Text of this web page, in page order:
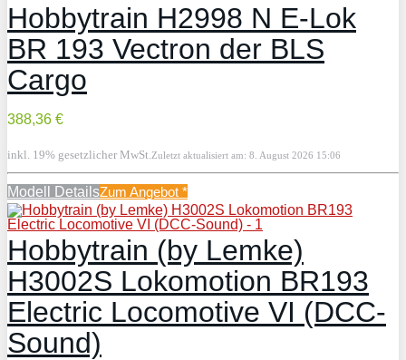
Hobbytrain H2998 N E-Lok
BR 193 Vectron der BLS
Cargo
388,36 €
inkl. 19% gesetzlicher MwSt. Zuletzt aktualisiert am: 8. August 2026 15:06
Modell DetailsZum Angebot *
Hobbytrain (by Lemke)
H3002S Lokomotion BR193
Electric Locomotive VI (DCC-
Sound)